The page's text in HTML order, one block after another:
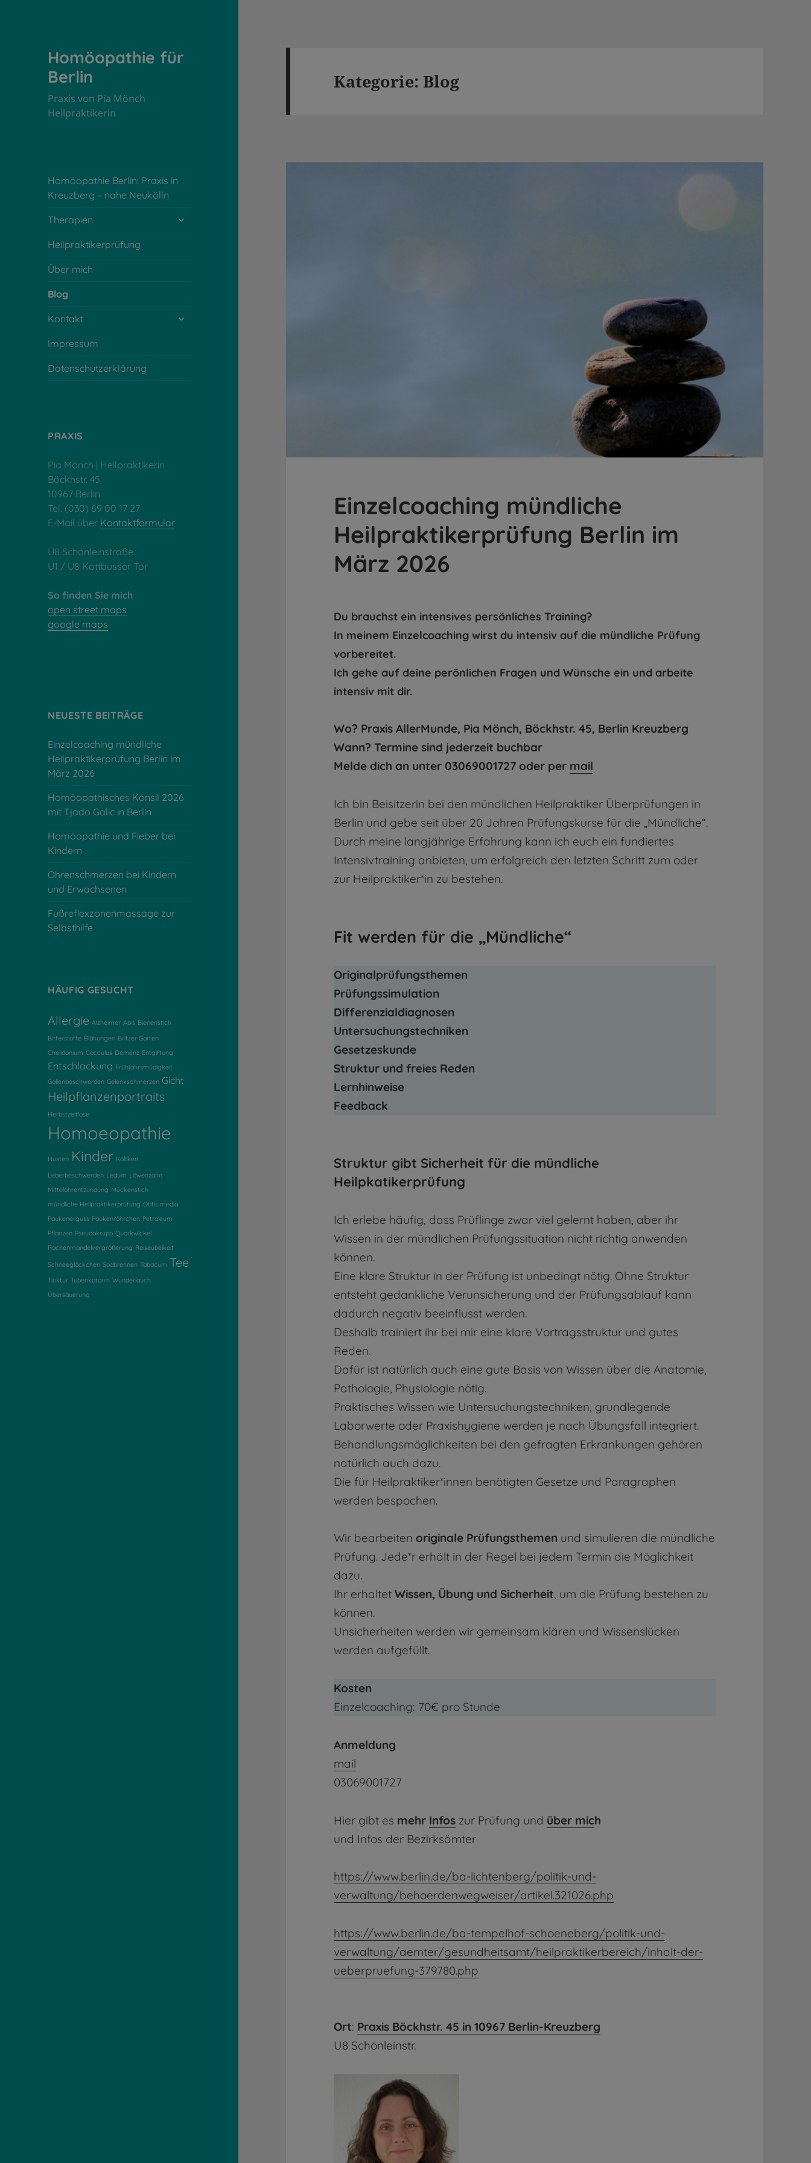
Homöopathie für
Berlin
Praxis von Pia Mönch
Heilpraktikerin
Homöopathie Berlin: Praxis in
Kreuzberg – nahe Neukölln
Therapien
untermenü
Heilpraktikerprüfung
Über mich
Blog
Kontakt
untermenü
Impressum
Datenschutzerklärung
PRAXIS
Pia Mönch | Heilpraktikerin
Böckhstr. 45
10967 Berlin
Tel. (030) 69 00 17 27
E-Mail über Kontaktformular
U8 Schönleinstraße
U1 / U8 Kottbusser Tor
So finden Sie mich
open street maps
google maps
NEUESTE BEITRÄGE
Einzelcoaching mündliche
Heilpraktikerprüfung Berlin im
März 2026
Homöopathisches Konsil 2026
mit Tjado Galic in Berlin
Homöopathie und Fieber bei
Kindern
Ohrenschmerzen bei Kindern
und Erwachsenen
Fußreflexzonenmassage zur
Selbsthilfe
HÄUFIG GESUCHT
Allergie Alzheimer Apis Bienenstich
Bitterstoffe Blähungen Britzer Garten
Chelidonium Cocculus Demenz Entgiftung
Entschlackung Frühjahrsmüdigkeit
Gallenbeschwerden Gelenkschmerzen Gicht
Heilpflanzenportraits
Herbstzeitlose
Homoeopathie
Husten Kinder Kolilken
Leberbeschwerden Ledum Löwenzahn
Mittelohrentzündung Mückenstich
mündliche Heilpraktikerprüfung Otitis media
Paukenerguss Paukenröhrchen Petroleum
Pflanzen Pseudokrupp Quarkwickel
Rachenmandelvergrößerung Reiseübelkeit
Schneeglöckchen Sodbrennen Tabacum Tee
Tinktur Tubenkatarrh Wunderlauch
Übersäuerung
Kategorie:Blog
Einzelcoaching mündliche
Heilpraktikerprüfung Berlin im
März 2026
Du brauchst ein intensives persönliches Training?
In meinem Einzelcoaching wirst du intensiv auf die mündliche Prüfung
vorbereitet.
Ich gehe auf deine perönlichen Fragen und Wünsche ein und arbeite
intensiv mit dir.
Wo? Praxis AllerMunde, Pia Mönch, Böckhstr. 45, Berlin Kreuzberg
Wann? Termine sind jederzeit buchbar
Melde dich an unter 03069001727 oder per mail
Ich bin Beisitzerin bei den mündlichen Heilpraktiker Überprüfungen in
Berlin und gebe seit über 20 Jahren Prüfungskurse für die „Mündliche“.
Durch meine langjährige Erfahrung kann ich euch ein fundiertes
Intensivtraining anbieten, um erfolgreich den letzten Schritt zum oder
zur Heilpraktiker*in zu bestehen.
Fit werden für die „Mündliche“
Originalprüfungsthemen
Prüfungssimulation
Differenzialdiagnosen
Untersuchungstechniken
Gesetzeskunde
Struktur und freies Reden
Lernhinweise
Feedback
Struktur gibt Sicherheit für die mündliche
Heilpkatikerprüfung
Ich erlebe häufig, dass Prüflinge zwar viel gelernt haben, aber ihr
Wissen in der mündlichen Prüfungssituation nicht richtig anwenden
können.
Eine klare Struktur in der Prüfung ist unbedingt nötig. Ohne Struktur
entsteht gedankliche Verunsicherung und der Prüfungsablauf kann
dadurch negativ beeinflusst werden.
Deshalb trainiert ihr bei mir eine klare Vortragsstruktur und gutes
Reden.
Dafür ist natürlich auch eine gute Basis von Wissen über die Anatomie,
Pathologie, Physiologie nötig.
Praktisches Wissen wie Untersuchungstechniken, grundlegende
Laborwerte oder Praxishygiene werden je nach Übungsfall integriert.
Behandlungsmöglichkeiten bei den gefragten Erkrankungen gehören
natürlich auch dazu.
Die für Heilpraktiker*innen benötigten Gesetze und Paragraphen
werden bespochen.
Wir bearbeiten originale Prüfungsthemen und simulieren die mündliche
Prüfung. Jede*r erhält in der Regel bei jedem Termin die Möglichkeit
dazu.
Ihr erhaltetWissen, Übung und Sicherheit, um die Prüfung bestehen zu
können.
Unsicherheiten werden wir gemeinsam klären und Wissenslücken
werden aufgefüllt.
Kosten
Einzelcoaching: 70€ pro Stunde
Anmeldung
mail
03069001727
Hier gibt es mehr Infos zur Prüfung und über mich
und Infos der Bezirksämter
https://www.berlin.de/ba-lichtenberg/politik-und-
verwaltung/behoerdenwegweiser/artikel.321026.php
https://www.berlin.de/ba-tempelhof-schoeneberg/politik-und-
verwaltung/aemter/gesundheitsamt/heilpraktikerbereich/inhalt-der-
ueberpruefung-379780.php
Ort: Praxis Böckhstr. 45 in 10967 Berlin-Kreuzberg
U8 Schönleinstr.